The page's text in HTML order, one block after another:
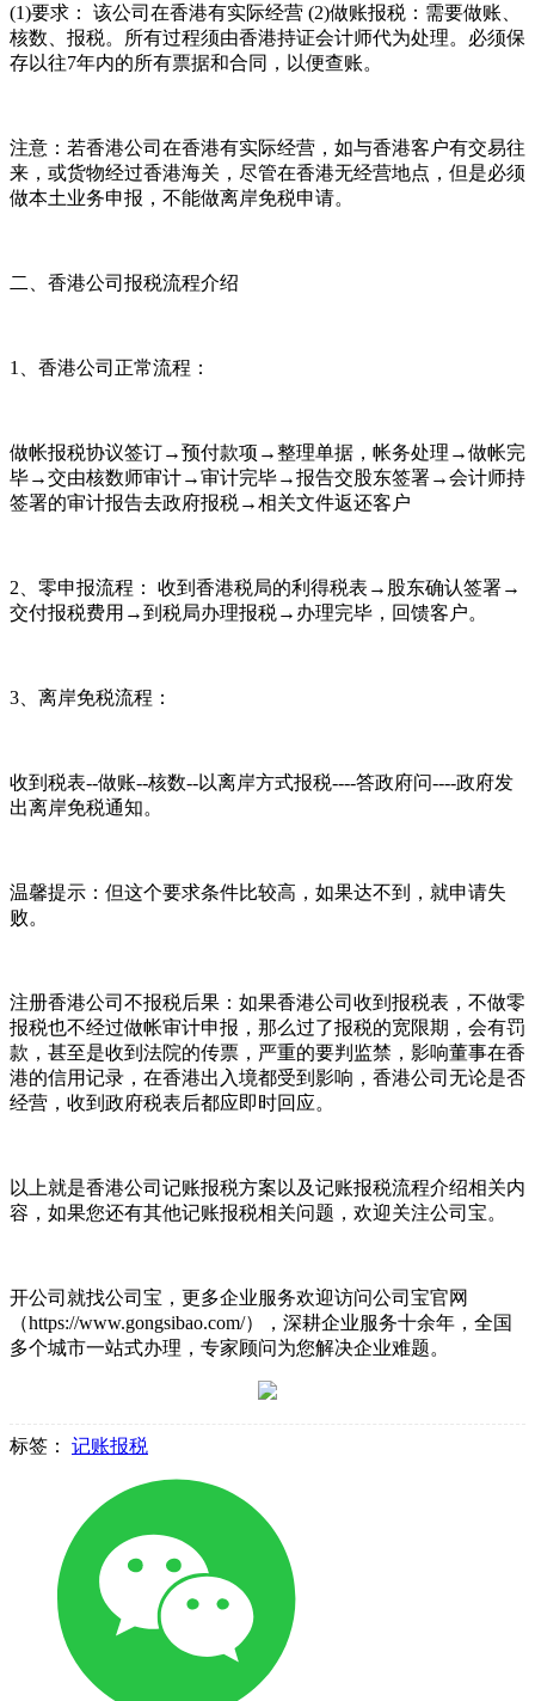
(1)要求： 该公司在香港有实际经营 (2)做账报税：需要做账、
核数、报税。所有过程须由香港持证会计师代为处理。必须保
存以往7年内的所有票据和合同，以便查账。
注意：若香港公司在香港有实际经营，如与香港客户有交易往
来，或货物经过香港海关，尽管在香港无经营地点，但是必须
做本土业务申报，不能做离岸免税申请。
二、香港公司报税流程介绍
1、香港公司正常流程：
做帐报税协议签订→预付款项→整理单据，帐务处理→做帐完
毕→交由核数师审计→审计完毕→报告交股东签署→会计师持
签署的审计报告去政府报税→相关文件返还客户
2、零申报流程： 收到香港税局的利得税表→股东确认签署→
交付报税费用→到税局办理报税→办理完毕，回馈客户。
3、离岸免税流程：
收到税表--做账--核数--以离岸方式报税----答政府问----政府发
出离岸免税通知。
温馨提示：但这个要求条件比较高，如果达不到，就申请失
败。
注册香港公司不报税后果：如果香港公司收到报税表，不做零
报税也不经过做帐审计申报，那么过了报税的宽限期，会有罚
款，甚至是收到法院的传票，严重的要判监禁，影响董事在香
港的信用记录，在香港出入境都受到影响，香港公司无论是否
经营，收到政府税表后都应即时回应。
以上就是香港公司记账报税方案以及记账报税流程介绍相关内
容，如果您还有其他记账报税相关问题，欢迎关注公司宝。
开公司就找公司宝，更多企业服务欢迎访问公司宝官网
（https://www.gongsibao.com/），深耕企业服务十余年，全国
多个城市一站式办理，专家顾问为您解决企业难题。
标签： 记账报税